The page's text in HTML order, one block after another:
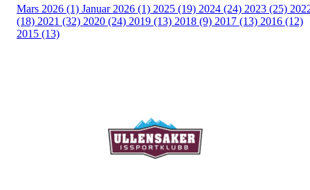
Mars 2026 (1) Januar 2026 (1) 2025 (19) 2024 (24) 2023 (25)
(18) 2021 (32) 2020 (24) 2019 (13) 2018 (9) 2017 (13) 2016 (12)
2015 (13)